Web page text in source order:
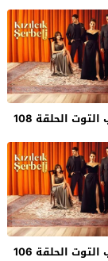
الحلقة 108
الحلقة 106